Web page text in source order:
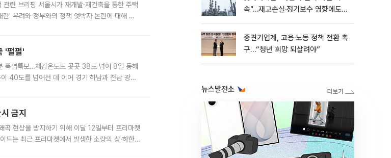
련 브리핑 서울시가 재개발·재건축을 통한 주택
' 우려와 정부와의 정책 엇박자 논란에 대해 정
'펄펄'
염특보…체감온도도 곳곳 38도 넘어 8일 동해
40도를 넘어선 데 이어 경기 하남과 전남 광양
금지
곡 현상을 방지하기 위해 이달 12일부터 프리마켓
드는 최근 프리마켓에서 발생한 소량의 상·하한
속"…재고손실·정기보수 영향에도
중견기업계, 고용·노동 정책 전환 촉
구…“청년 희망 되살려야”
뉴스발전소